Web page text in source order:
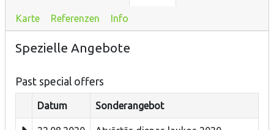
Karte Referenzen Info
Spezielle Angebote
Past special offers
Datum Sonderangebot